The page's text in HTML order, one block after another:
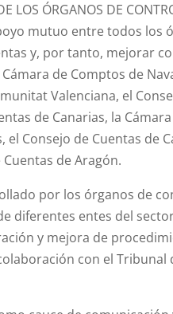
ÓRGANOS DE
mutuo entre todos los
y, por tanto, mejorar
de Comptos de
Valenciana, el
de Canarias, la
Consejo de Cuentas de
de Aragón.
por los órganos de
diferentes entes del
y mejora de
con el Tribunal